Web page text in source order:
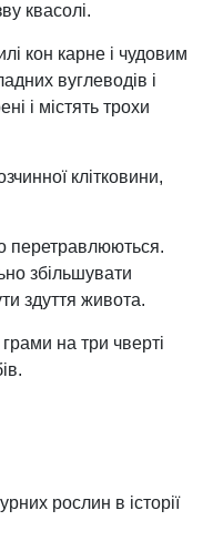
квасолі.
кон карне і чудовим
вуглеводів і
і містять трохи
клітковини,
перетравлюються.
збільшувати
здуття живота.
на три чверті
рослин в історії